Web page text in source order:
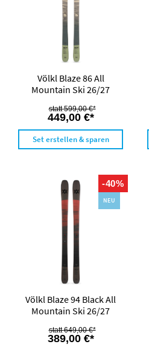
Völkl Blaze 86 All
Mountain Ski 26/27
449,00 €*
599,00 €*
Set erstellen & sparen
-40%
NEU
Völkl Blaze 94 Black All
Mountain Ski 26/27
389,00 €*
649,00 €*